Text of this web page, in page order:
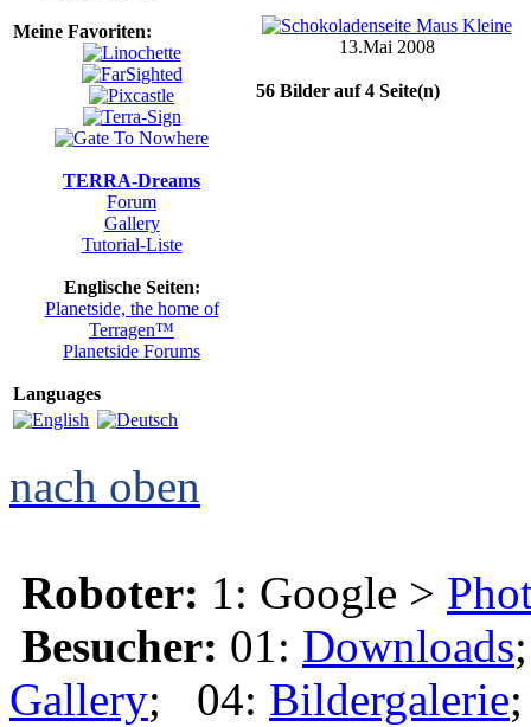
Meine Favoriten:
TERRA-Dreams
Forum
Gallery
Tutorial-Liste
Englische Seiten:
Planetside, the home of
Terragen™
Planetside Forums
Languages
13.Mai 2008
56 Bilder auf 4 Seite(n)
nach oben
Roboter: 1: Google >
Besucher: 01: Downloads
Gallery; 04: Bildergalerie